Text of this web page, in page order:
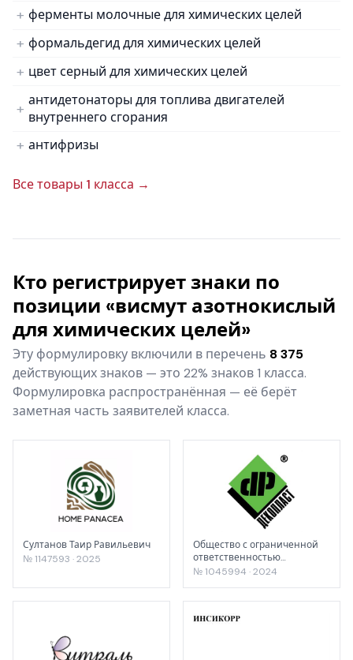
ферменты молочные для химических целей
формальдегид для химических целей
цвет серный для химических целей
антидетонаторы для топлива двигателей
внутреннего сгорания
антифризы
Все товары 1 класса →
Кто регистрирует знаки по
позиции «висмут азотнокислый
для химических целей»
Эту формулировку включили в перечень 8 375
действующих знаков — это 22% знаков 1 класса.
Формулировка распространённая — её берёт
заметная часть заявителей класса.
Султанов Таир Равильевич
№ 1147593 · 2025
Общество с ограниченной
ответственностью
"ДЕКОПЛАСТ-КК"
№ 1045994 · 2024